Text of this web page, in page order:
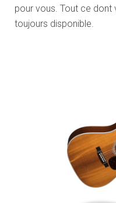
pour vous. Tout ce dont
toujours disponible.